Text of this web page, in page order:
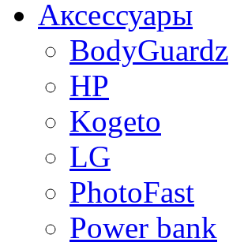
Аксессуары
BodyGuardz
HP
Kogeto
LG
PhotoFast
Power bank